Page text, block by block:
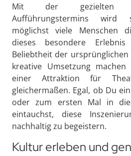
Mit der gezielten
Aufführungstermins wird
möglichst viele Menschen
dieses besondere
Beliebtheit der ursprünglichen
kreative Umsetzung
einer Attraktion für
gleichermaßen. Egal, ob Du
oder zum ersten Mal in
eintauchst, diese
nachhaltig zu begeistern.
Kultur erleben und